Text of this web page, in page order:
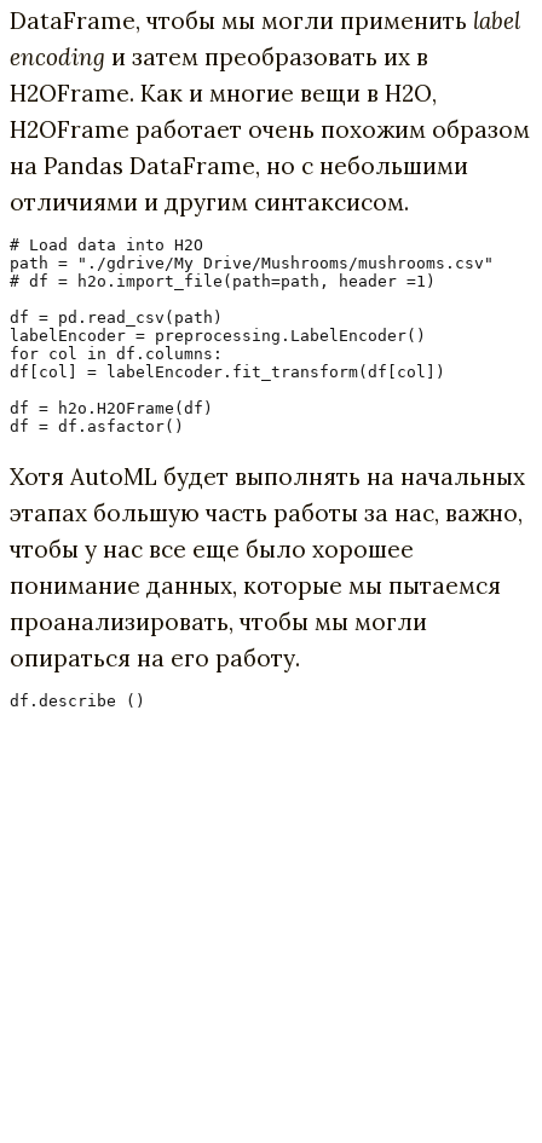
DataFrame, чтобы мы могли применить label
encoding и затем преобразовать их в
H2OFrame. Как и многие вещи в H2O,
H2OFrame работает очень похожим образом
на Pandas DataFrame, но с небольшими
отличиями и другим синтаксисом.
# Load data into H2O
path = "./gdrive/My Drive/Mushrooms/mushrooms.csv"
# df = h2o.import_file(path=path, header =1)
df = pd.read_csv(path)
labelEncoder = preprocessing.LabelEncoder()
for col in df.columns:
df[col] = labelEncoder.fit_transform(df[col])
df = h2o.H2OFrame(df)
df = df.asfactor()
Хотя AutoML будет выполнять на начальных
этапах большую часть работы за нас, важно,
чтобы у нас все еще было хорошее
понимание данных, которые мы пытаемся
проанализировать, чтобы мы могли
опираться на его работу.